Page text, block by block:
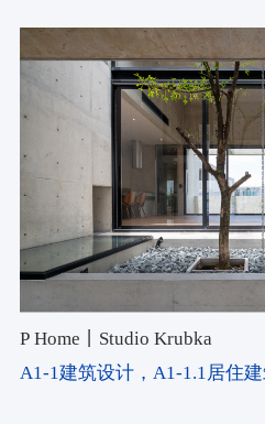
P Home丨Studio Krubka
A1-1建筑设计，A1-1.1居住